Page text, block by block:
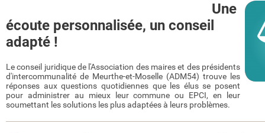
Une
écoute personnalisée, un conseil
adapté !
Le conseil juridique de l'Association des maires et des présidents
d'intercommunalité de Meurthe-et-Moselle (ADM54) trouve les
réponses aux questions quotidiennes que les élus se posent
pour administrer au mieux leur commune ou EPCI, en leur
soumettant les solutions les plus adaptées à leurs problèmes.